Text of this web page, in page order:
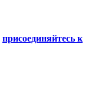
присоединяйтесь к